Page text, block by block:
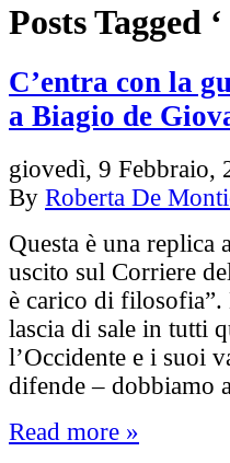
Posts Tagged
C’entra con la
a Biagio de
giovedì, 9 Febbraio,
By Roberta De
Questa è una
uscito sul Corriere
è carico di filosofia”.
lascia di sale in tutti
l’Occidente e i suoi
difende – dobbiamo
Read more »